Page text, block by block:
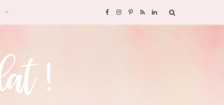
F I P R L